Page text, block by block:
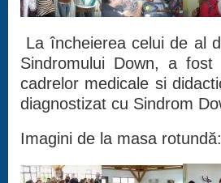
La încheierea celui de al
Sindromului Down, a
cadrelor medicale si
diagnostizat cu Sindrom
Imagini de la masa rotundă: